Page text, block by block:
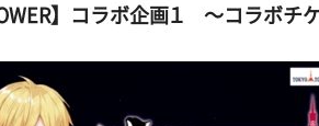
】コラボ企画１ 〜コラボチ